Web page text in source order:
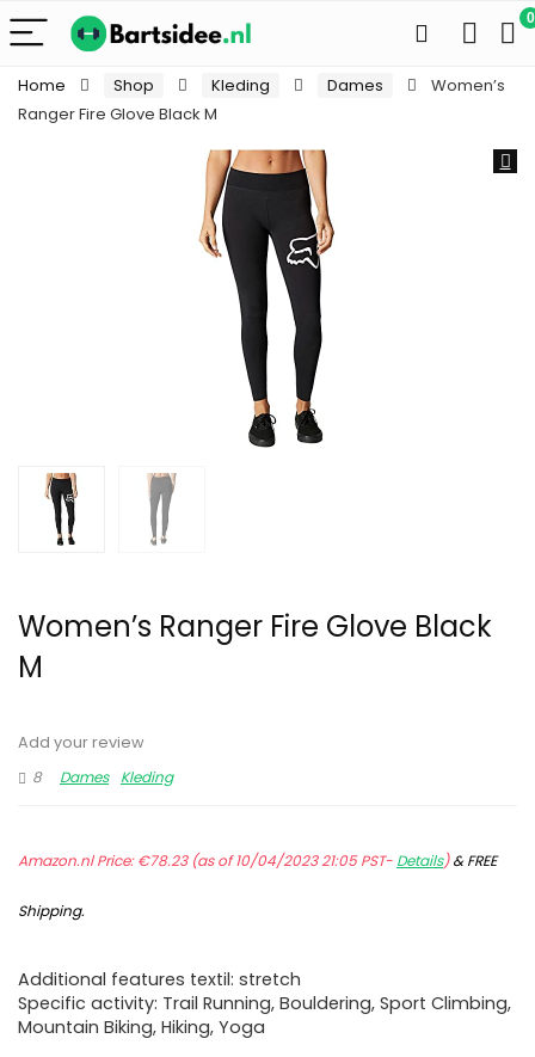
0
Home Shop Kleding Dames
Women’s
Ranger Fire Glove Black M
Women’s Ranger Fire Glove Black
M
Add your review
8
Dames Kleding
Amazon.nl Price:€78.23(as of 10/04/2023 21:05 PST- Details)&FREE
Shipping.
Additional features textil: stretch
Specific activity: Trail Running, Bouldering, Sport Climbing,
Mountain Biking, Hiking, Yoga